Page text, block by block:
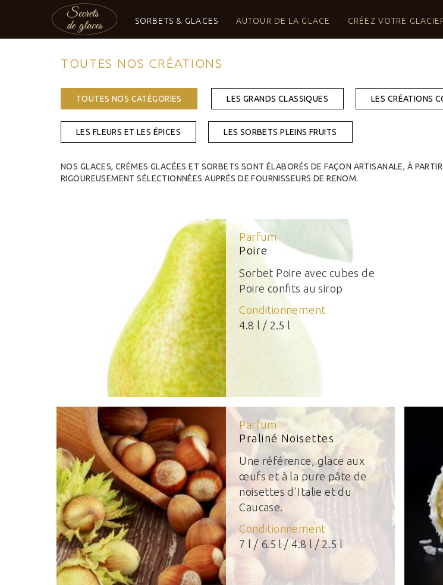
SORBETS & GLACES AUTOUR DE LA GLACE CRÉEZ VOTRE
LES CRÉATIONS D'UN MAÎTRE
TOUTES NOS CRÉATIONS
TOUTES NOS CATÉGORIES LES GRANDS CLASSIQUES LES CRÉATIONS
LES FLEURS ET LES ÉPICES LES SORBETS PLEINS FRUITS
NOS GLACES, CRÈMES GLACÉES ET SORBETS SONT ÉLABORÉS DE FAÇON ARTISANALE, À
RIGOUREUSEMENT SÉLECTIONNÉES AUPRÈS DE FOURNISSEURS DE RENOM.
Parfum
Poire
Sorbet Poire avec cubes de
Poire confits au sirop
Conditionnement
4.8 l / 2.5 l
Parfum
Praliné Noisettes
Une référence, glace aux
œufs et à la pure pâte de
noisettes d'Italie et du
Caucase.
Conditionnement
7 l / 6.5 l / 4.8 l / 2.5 l